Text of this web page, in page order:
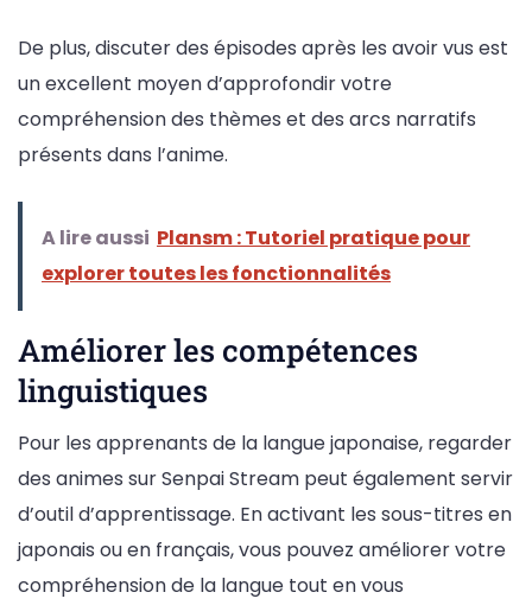
De plus, discuter des épisodes après les avoir vus est
un excellent moyen d’approfondir votre
compréhension des thèmes et des arcs narratifs
présents dans l’anime.
A lire aussi Plansm : Tutoriel pratique pour
explorer toutes les fonctionnalités
Améliorer les compétences
linguistiques
Pour les apprenants de la langue japonaise, regarder
des animes sur Senpai Stream peut également servir
d’outil d’apprentissage. En activant les sous-titres en
japonais ou en français, vous pouvez améliorer votre
compréhension de la langue tout en vous